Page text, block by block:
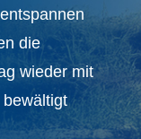
die
wieder mit